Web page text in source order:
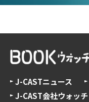
J-CASTニュース
J-CAST会社ウォッチ